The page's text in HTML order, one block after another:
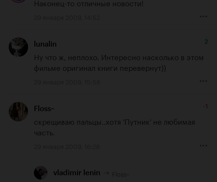
Наконец-то отличные новости!
lunalin 2
Ну что ж, неплохо. Интересно насколько в этом
фильме оригинал книги перевернут))
Floss~ -1
скрещиваю пальцы..хотя 'Путник' не любимая
часть.
vladimir lenin